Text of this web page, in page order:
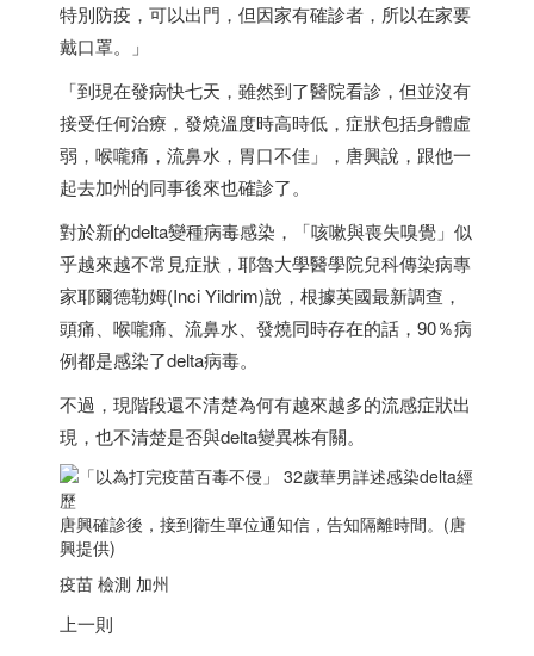
特別防疫，可以出門，但因家有確診者，所以在家要
戴口罩。」
「到現在發病快七天，雖然到了醫院看診，但並沒有
接受任何治療，發燒溫度時高時低，症狀包括身體虛
弱，喉嚨痛，流鼻水，胃口不佳」，唐興說，跟他一
起去加州的同事後來也確診了。
對於新的delta變種病毒感染，「咳嗽與喪失嗅覺」似
乎越來越不常見症狀，耶魯大學醫學院兒科傳染病專
家耶爾德勒姆(Inci Yildrim)說，根據英國最新調查，
頭痛、喉嚨痛、流鼻水、發燒同時存在的話，90％病
例都是感染了delta病毒。
不過，現階段還不清楚為何有越來越多的流感症狀出
現，也不清楚是否與delta變異株有關。
唐興確診後，接到衛生單位通知信，告知隔離時間。(唐
興提供)
疫苗 檢測 加州
上一則